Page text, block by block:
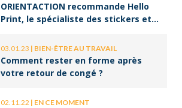
ORIENTACTION recommande Hello
Print, le spécialiste des stickers et
03.01.23 | BIEN-ÊTRE AU TRAVAIL
Comment rester en forme après
votre retour de congé ?
02.11.22 | EN CE MOMENT